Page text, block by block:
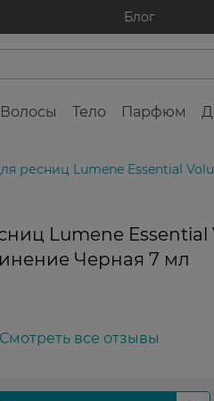
Блог
Волосы Тело Парфюм
ресниц Lumene Essential
Lumene Essential
Черная 7 мл
Смотреть все отзывы